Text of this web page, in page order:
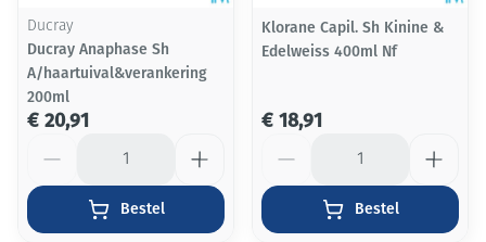
Ducray
Ducray Anaphase Sh
A/haartuival&verankering
200ml
€ 20,91
Bestel
Klorane Capil. Sh Kinine &
Edelweiss 400ml Nf
€ 18,91
Bestel